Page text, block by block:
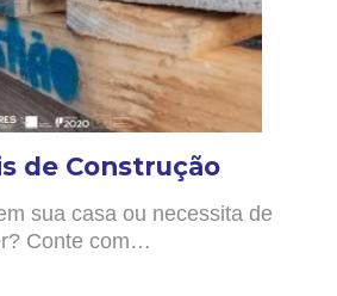
de Construção
sua casa ou necessita de
Conte com…